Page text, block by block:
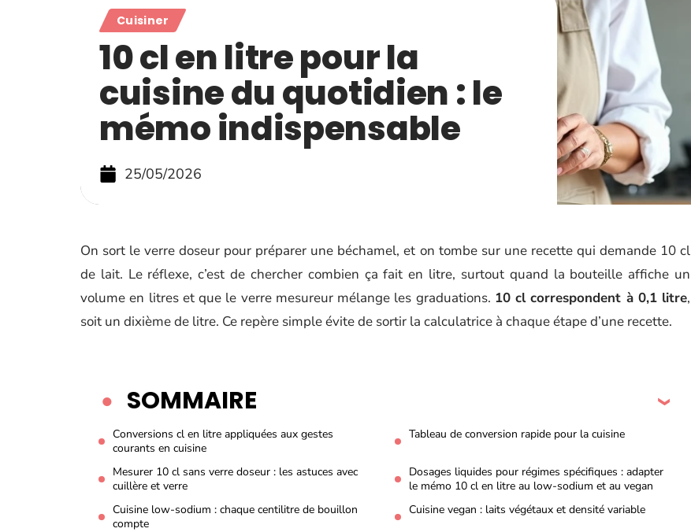
Cuisiner
10 cl en litre pour la
cuisine du quotidien : le
mémo indispensable
25/05/2026
On sort le verre doseur pour préparer une béchamel, et on tombe sur une recette qui demande 10 cl
de lait. Le réflexe, c’est de chercher combien ça fait en litre, surtout quand la bouteille affiche un
volume en litres et que le verre mesureur mélange les graduations. 10 cl correspondent à 0,1 litre,
soit un dixième de litre. Ce repère simple évite de sortir la calculatrice à chaque étape d’une recette.
SOMMAIRE
Conversions cl en litre appliquées aux gestes
courants en cuisine
Tableau de conversion rapide pour la cuisine
Mesurer 10 cl sans verre doseur : les astuces avec
cuillère et verre
Dosages liquides pour régimes spécifiques : adapter
le mémo 10 cl en litre au low-sodium et au vegan
Cuisine low-sodium : chaque centilitre de bouillon
compte
Cuisine vegan : laits végétaux et densité variable